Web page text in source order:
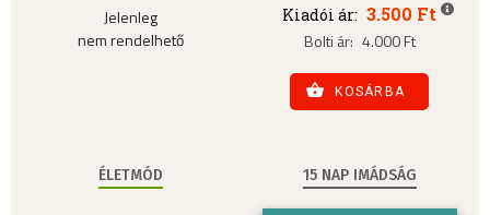
Jelenleg
nem rendelhető
Kiadói ár: 3.500 Ft
Bolti ár: 4.000 Ft
KOSÁRBA
ÉLETMÓD 15 NAP IMÁDSÁG